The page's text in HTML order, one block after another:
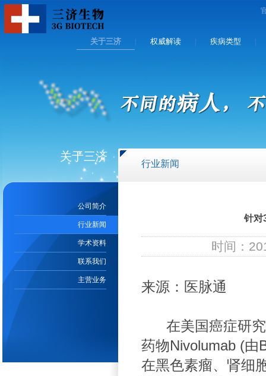
关于三济 权威解读 疾病类型
关于三济
公司简介
行业新闻
学术资料
联系我们
主营业务
行业新闻
针对
时间：
来源：医脉通
在美国癌症研究
药物Nivolumab (由
在黑色素瘤、肾细